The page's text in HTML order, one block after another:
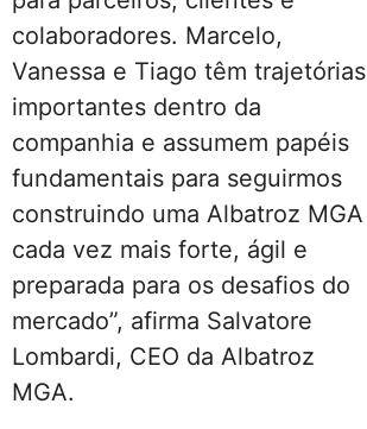
colaboradores. Marcelo,
Vanessa e Tiago têm trajetórias
importantes dentro da
companhia e assumem papéis
fundamentais para seguirmos
construindo uma Albatroz MGA
cada vez mais forte, ágil e
preparada para os desafios do
mercado”, afirma Salvatore
Lombardi, CEO da Albatroz
MGA.